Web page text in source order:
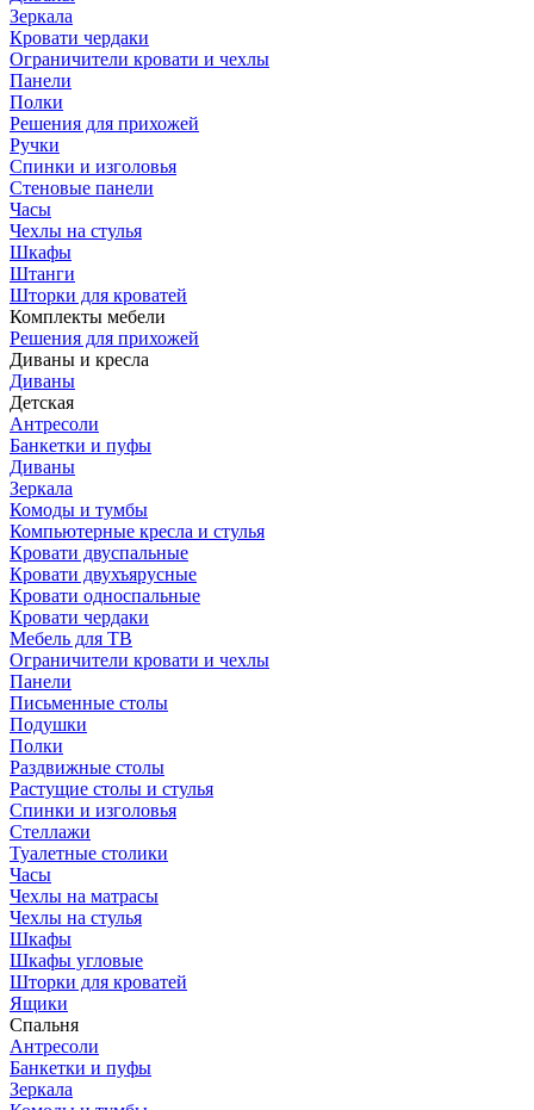
Зеркала
Кровати чердаки
Ограничители кровати и чехлы
Панели
Полки
Решения для прихожей
Ручки
Спинки и изголовья
Стеновые панели
Часы
Чехлы на стулья
Шкафы
Штанги
Шторки для кроватей
Комплекты мебели
Решения для прихожей
Диваны и кресла
Диваны
Детская
Антресоли
Банкетки и пуфы
Диваны
Зеркала
Комоды и тумбы
Компьютерные кресла и стулья
Кровати двуспальные
Кровати двухъярусные
Кровати односпальные
Кровати чердаки
Мебель для ТВ
Ограничители кровати и чехлы
Панели
Письменные столы
Подушки
Полки
Раздвижные столы
Растущие столы и стулья
Спинки и изголовья
Стеллажи
Туалетные столики
Часы
Чехлы на матрасы
Чехлы на стулья
Шкафы
Шкафы угловые
Шторки для кроватей
Ящики
Спальня
Антресоли
Банкетки и пуфы
Зеркала